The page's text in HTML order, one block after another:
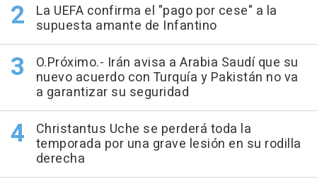
La UEFA confirma el "pago por cese" a la
supuesta amante de Infantino
O.Próximo.- Irán avisa a Arabia Saudí que su
nuevo acuerdo con Turquía y Pakistán no va
a garantizar su seguridad
Christantus Uche se perderá toda la
temporada por una grave lesión en su rodilla
derecha